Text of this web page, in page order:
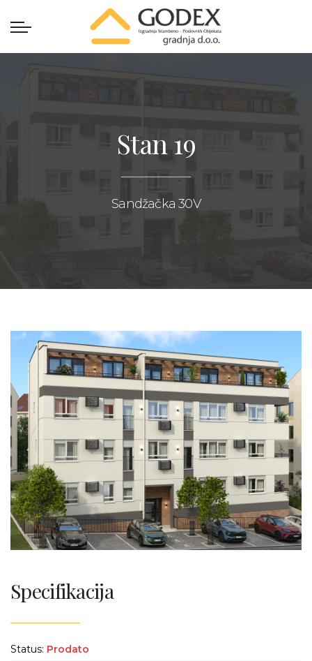
Stan 19
Sandžačka 30V
Specifikacija
Status: Prodato